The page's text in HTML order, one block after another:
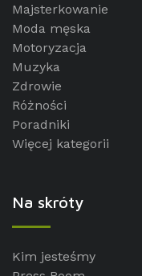
Majsterkowanie
Moda męska
Motoryzacja
Muzyka
Zdrowie
Różności
Poradniki
Więcej kategorii
Na skróty
Kim jesteśmy